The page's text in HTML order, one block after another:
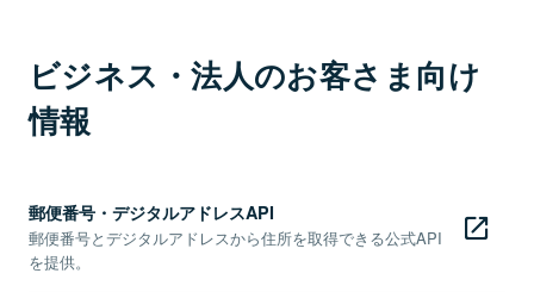
ビジネス・法人のお客さま向け
情報
郵便番号・デジタルアドレスAPI
郵便番号とデジタルアドレスから住所を取得できる公式API
を提供。